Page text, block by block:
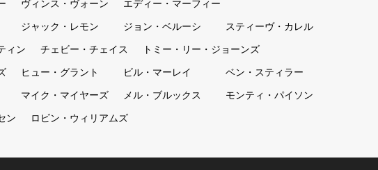
ヴィンス・ヴォーン エディー・マーフィー
ジャック・レモン ジョン・ベルーシ スティーヴ・カレル
ィン チェビー・チェイス トミー・リー・ジョーンズ
ヒュー・グラント ビル・マーレイ ベン・スティラー
マイク・マイヤーズ メル・ブルックス モンティ・パイソン
ン ロビン・ウィリアムズ